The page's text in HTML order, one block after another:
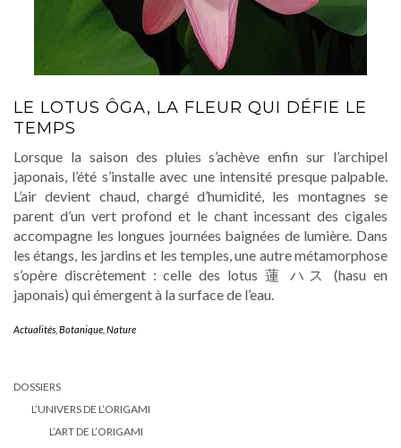
LE LOTUS ÔGA, LA FLEUR QUI DÉFIE LE
TEMPS
Lorsque la saison des pluies s’achève enfin sur l’archipel
japonais, l’été s’installe avec une intensité presque palpable.
L’air devient chaud, chargé d’humidité, les montagnes se
parent d’un vert profond et le chant incessant des cigales
accompagne les longues journées baignées de lumière. Dans
les étangs, les jardins et les temples, une autre métamorphose
s’opère discrètement : celle des lotus 蓮 ハス (hasu en
japonais) qui émergent à la surface de l’eau.
Actualités Botanique Nature
DOSSIERS
L’UNIVERS DE L’ORIGAMI
L’ART DE L’ORIGAMI